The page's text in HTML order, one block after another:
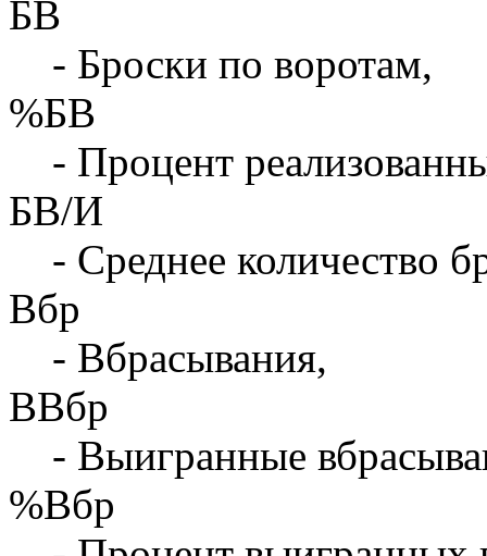
БВ
- Броски по воротам,
%БВ
- Процент
БВ/И
- Среднее количество
Вбр
- Вбрасывания,
ВВбр
- Выигранные
%Вбр